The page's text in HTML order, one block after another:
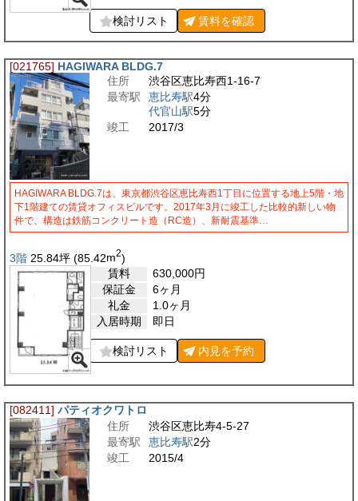
検討リスト 賃料を確認
[021765] HAGIWARA BLDG.7
住所
渋谷区恵比寿西1-16-7
最寄駅
恵比寿駅4分
代官山駅5分
竣工
2017/3
HAGIWARA BLDG.7は、東京都渋谷区恵比寿西1丁目に位置する地上5階・地
下1階建ての賃貸オフィスビルです。2017年3月に竣工した比較的新しい物
件で、構造は鉄筋コンクリート造（RC造）、新耐震基準…
3階 25.84坪 (85.42m2)
賃料
630,000円
保証金
6ヶ月
礼金
1.0ヶ月
入居時期
即日
検討リスト 内見を予約
[082411] パティオクワトロ
住所
渋谷区恵比寿4-5-27
最寄駅
恵比寿駅2分
竣工
2015/4